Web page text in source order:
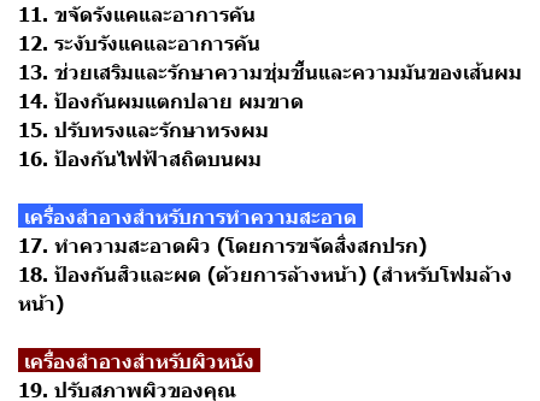
11. ขจัดรังแคและอาการคัน
12. ระงับรังแคและอาการคัน
13. ช่วยเสริมและรักษาความชุ่มชื้นและความมันของเส้นผม
14. ป้องกันผมแตกปลาย ผมขาด
15. ปรับทรงและรักษาทรงผม
16. ป้องกันไฟฟ้าสถิตบนผม
เครื่องสำอางสำหรับการทำความสะอาด
17. ทำความสะอาดผิว (โดยการขจัดสิ่งสกปรก)
18. ป้องกันสิวและผด (ด้วยการล้างหน้า) (สำหรับโฟมล้าง
หน้า)
เครื่องสำอางสำหรับผิวหนัง
19. ปรับสภาพผิวของคุณ